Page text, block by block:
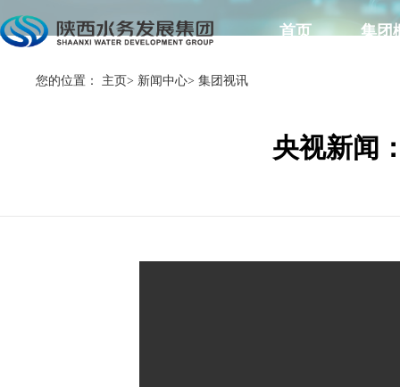
首页 集团
您的位置： 主页> 新闻中心> 集团视讯
央视新闻